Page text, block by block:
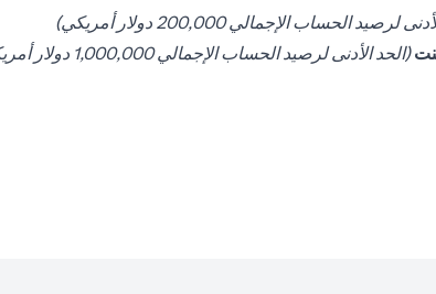
لرصيد الحساب الإجمالي 200,000 دولار أمريكي)
(opens in a new tab)(الحد الأدنى لرصيد الحساب الإجمالي 1,000,000 دولار أمريكي)